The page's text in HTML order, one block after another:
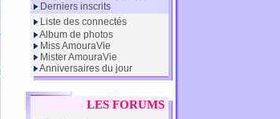
Derniers inscrits
Liste des connectés
Album de photos
Miss AmouraVie
Mister AmouraVie
Anniversaires du jour
LES FORUMS